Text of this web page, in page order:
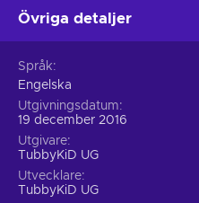
Övriga detaljer
Språk
Engelska
Utgivningsdatum
19 december 2016
Utgivare
TubbyKiD UG
Utvecklare
TubbyKiD UG